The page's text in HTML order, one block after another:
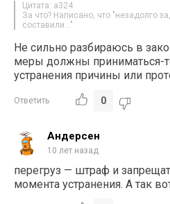
Цитата: a324
За что? Написано, что "незадолго
составили…"
Не сильно разбираюсь в
меры должны приниматься-
устранения причины или
Ответить 0
Андерсен
10 лет назад
перегруз — штраф и
момента устранения. А так